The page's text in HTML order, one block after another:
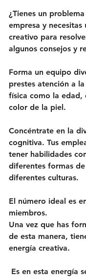
¿Tienes un
empresa y necesitas
creativo para
algunos consejos y
Forma un equipo
prestes atención a
física como la edad,
color de la piel.
Concéntrate en la
cognitiva. Tus
tener habilidades
diferentes formas
diferentes culturas.
El número ideal es
miembros.
Una vez que has
de esta manera,
energía creativa.